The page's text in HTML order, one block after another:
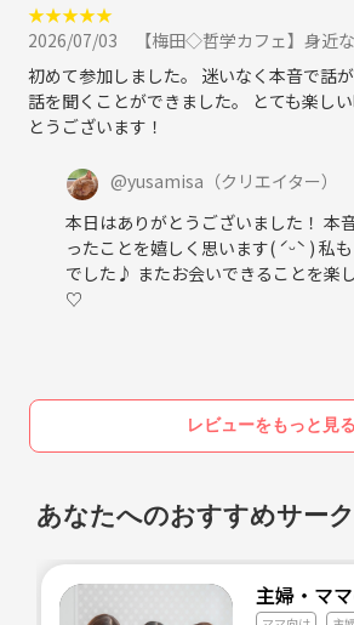
★★★★★
2026/07/03
【梅田◇哲学カフェ】身近な人とは語り合え
初めて参加しました。 迷いなく本音で話
話を聞くことができました。 とても楽し
とうございます！
@yusamisa （クリエイター）
本日はありがとうございました！ 本
ったことを嬉しく思います( ˊᵕˋ ) 私
でした♪ またお会いできることを楽
♡
レビューをもっと見る
あなたへのおすすめサー
主婦・マ